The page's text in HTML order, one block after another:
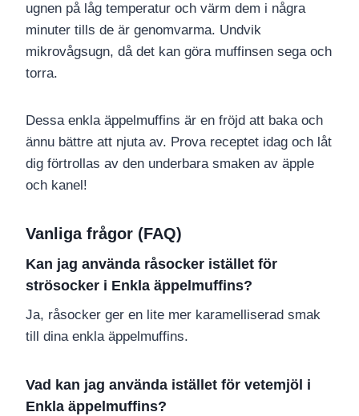
ugnen på låg temperatur och värm dem i några
minuter tills de är genomvarma. Undvik
mikrovågsugn, då det kan göra muffinsen sega och
torra.
Dessa enkla äppelmuffins är en fröjd att baka och
ännu bättre att njuta av. Prova receptet idag och låt
dig förtrollas av den underbara smaken av äpple
och kanel!
Vanliga frågor (FAQ)
Kan jag använda råsocker istället för
strösocker i Enkla äppelmuffins?
Ja, råsocker ger en lite mer karamelliserad smak
till dina enkla äppelmuffins.
Vad kan jag använda istället för vetemjöl i
Enkla äppelmuffins?